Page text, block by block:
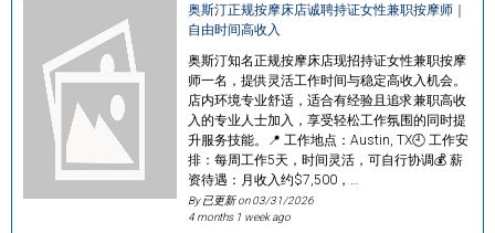
奥斯汀正规按摩床店诚聘持证女性兼职按摩师｜
自由时间高收入
奥斯汀知名正规按摩床店现招持证女性兼职按摩
师一名，提供灵活工作时间与稳定高收入机会。
店内环境专业舒适，适合有经验且追求兼职高收
入的专业人士加入，享受轻松工作氛围的同时提
升服务技能。📍 工作地点：Austin, TX🕘 工作安
排：每周工作5天，时间灵活，可自行协调💰 薪
资待遇：月收入约$7,500，…
By 已更新 on03/31/2026
4 months 1 week ago